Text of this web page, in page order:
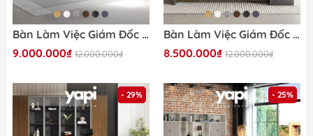
Bàn Làm Việc Giám Đốc Tone Xám Đen Có Ngăn Kéo Hiện Đại Cho Văn Phòng 200x80x75cm Yapi-BLD001
9.000.000₫ 12.000.000₫
Bàn Làm Việc Giám Đốc Màu Vân Gỗ Phối Đen Có Ngăn Kéo,Cho Văn Phòng 180x80x75cm Yapi-BLD002
8.500.000₫ 12.000.000₫
- 29% - 25%